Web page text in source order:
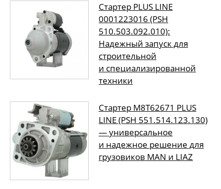
Стартер PLUS LINE
0001223016 (PSH
510.503.092.010):
Надежный запуск для
строительной
и специализированной
техники
Стартер M8T62671 PLUS
LINE (PSH 551.514.123.130)
— универсальное
и надежное решение для
грузовиков MAN и LIAZ